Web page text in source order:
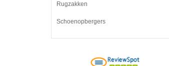
Rugzakken
Schoenopbergers